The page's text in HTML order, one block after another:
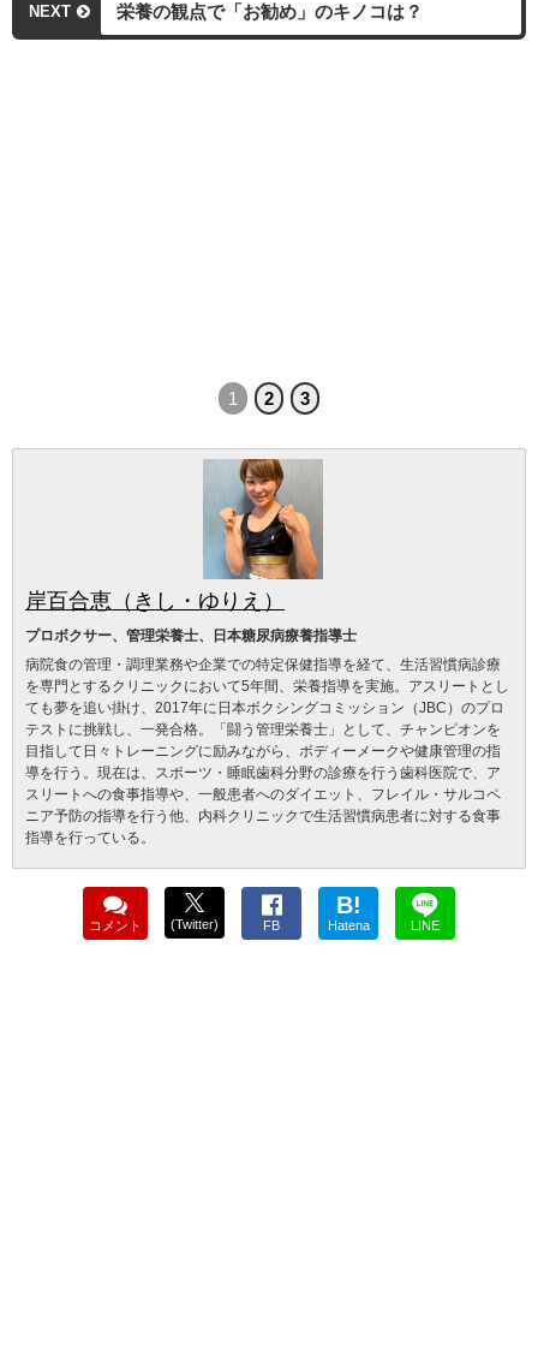
NEXT 栄養の観点で「お勧め」のキノコは？
1 2 3
岸百合恵（きし・ゆりえ）
プロボクサー、管理栄養士、日本糖尿病療養指導士
病院食の管理・調理業務や企業での特定保健指導を経て、生活習慣病診療
を専門とするクリニックにおいて5年間、栄養指導を実施。アスリートとし
ても夢を追い掛け、2017年に日本ボクシングコミッション（JBC）のプロ
テストに挑戦し、一発合格。「闘う管理栄養士」として、チャンピオンを
目指して日々トレーニングに励みながら、ボディーメークや健康管理の指
導を行う。現在は、スポーツ・睡眠歯科分野の診療を行う歯科医院で、ア
スリートへの食事指導や、一般患者へのダイエット、フレイル・サルコペ
ニア予防の指導を行う他、内科クリニックで生活習慣病患者に対する食事
指導を行っている。
コメント (Twitter) FB
B!
Hatena LINE